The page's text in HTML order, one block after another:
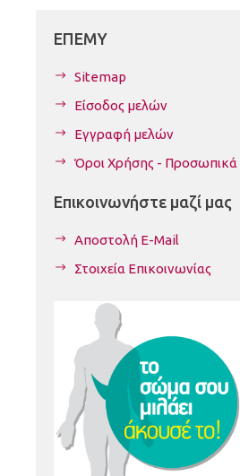
ΕΠΕΜΥ
Sitemap
Είσοδος μελών
Εγγραφή μελών
Όροι Χρήσης - Προσωπικά
Επικοινωνήστε μαζί μας
Αποστολή E-Mail
Στοιχεία Επικοινωνίας